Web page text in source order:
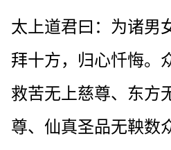
太上道君曰：为诸男
拜十方，归心忏悔。
救苦无上慈尊、东方
尊、仙真圣品无鞅数